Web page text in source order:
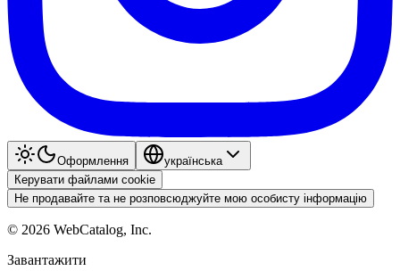
Оформлення
українська
Керувати файлами cookie
Не продавайте та не розповсюджуйте мою особисту інформацію
© 2026 WebCatalog, Inc.
Завантажити